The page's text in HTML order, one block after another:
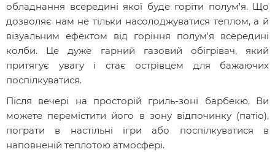
обладнання всередині якої буде горіти полум'я. Що
дозволяє нам не тільки насолоджуватися теплом, а й
візуальним ефектом від горіння полум'я всередині
колби. Це дуже гарний газовий обігрівач, який
притягує увагу і стає острівцем для бажаючих
поспілкуватися.
Після вечері на просторій гриль-зоні барбекю, Ви
можете перемістити його в зону відпочинку (патіо),
пограти в настільні ігри або поспілкуватися в
наповненій теплотою атмосфері.